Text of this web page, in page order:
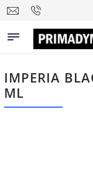
IMPERIA
ML